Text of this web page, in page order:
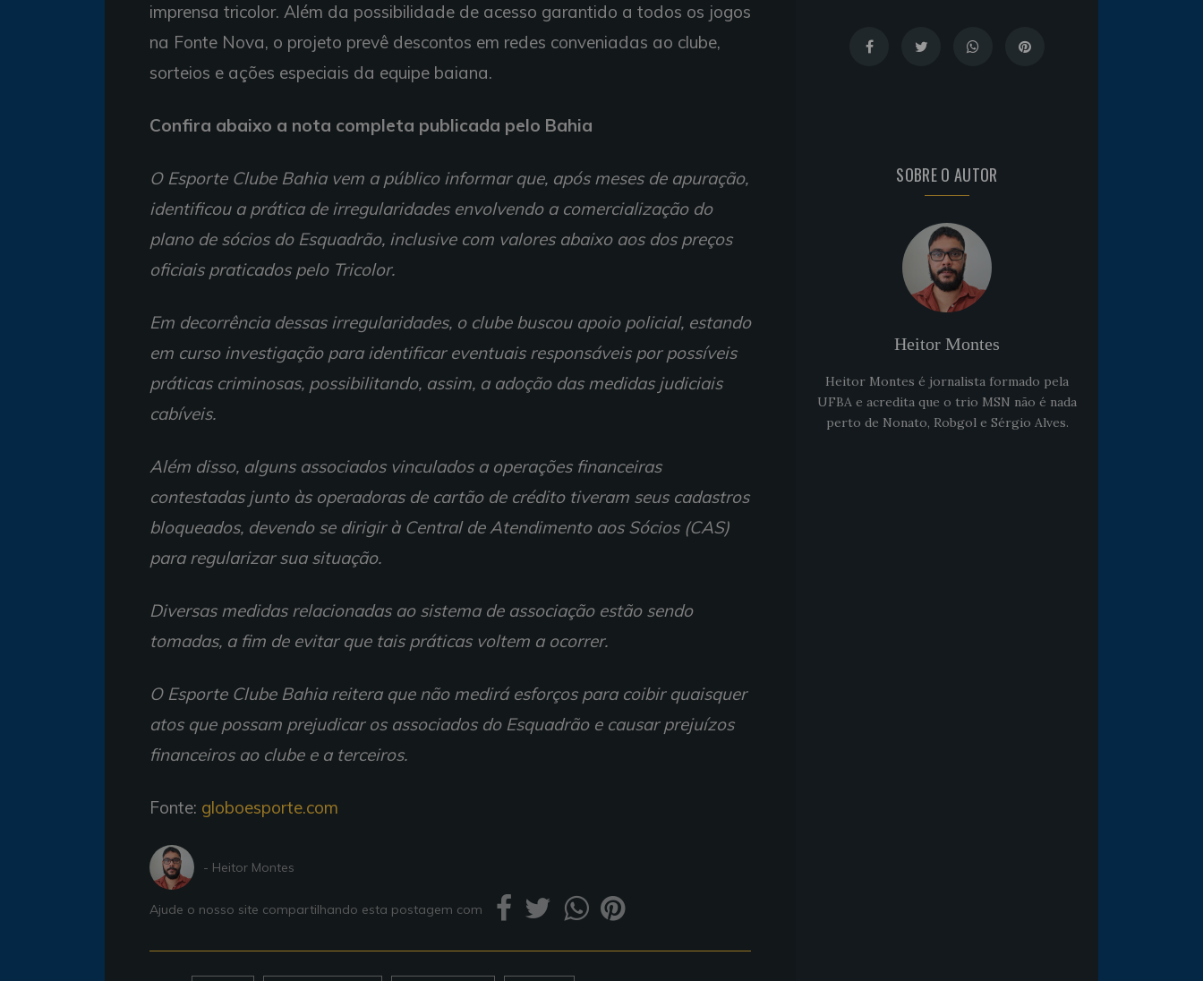
imprensa tricolor. Além da possibilidade de acesso garantido a todos os jogos
na Fonte Nova, o projeto prevê descontos em redes conveniadas ao clube,
sorteios e ações especiais da equipe baiana.
Confira abaixo a nota completa publicada pelo Bahia
O Esporte Clube Bahia vem a público informar que, após meses de apuração,
identificou a prática de irregularidades envolvendo a comercialização do
plano de sócios do Esquadrão, inclusive com valores abaixo aos dos preços
oficiais praticados pelo Tricolor.
Em decorrência dessas irregularidades, o clube buscou apoio policial, estando
em curso investigação para identificar eventuais responsáveis por possíveis
práticas criminosas, possibilitando, assim, a adoção das medidas judiciais
cabíveis.
Além disso, alguns associados vinculados a operações financeiras
contestadas junto às operadoras de cartão de crédito tiveram seus cadastros
bloqueados, devendo se dirigir à Central de Atendimento aos Sócios (CAS)
para regularizar sua situação.
Diversas medidas relacionadas ao sistema de associação estão sendo
tomadas, a fim de evitar que tais práticas voltem a ocorrer.
O Esporte Clube Bahia reitera que não medirá esforços para coibir quaisquer
atos que possam prejudicar os associados do Esquadrão e causar prejuízos
financeiros ao clube e a terceiros.
Fonte: globoesporte.com
- Heitor Montes
Ajude o nosso site compartilhando esta postagem com
SOBRE O AUTOR
Heitor Montes
Heitor Montes é jornalista formado pela
UFBA e acredita que o trio MSN não é nada
perto de Nonato, Robgol e Sérgio Alves.